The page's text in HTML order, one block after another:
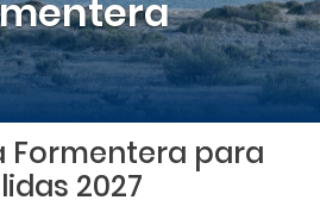
Formentera para
2027